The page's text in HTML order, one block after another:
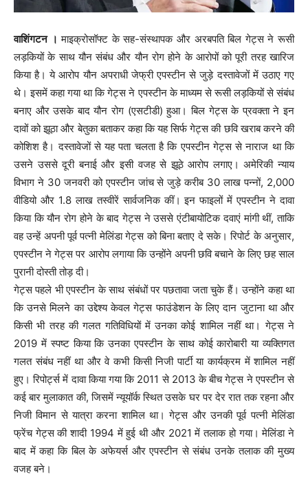
वाशिंगटन । माइक्रोसॉफ्ट के सह-संस्थापक और अरबपति बिल गेट्स ने रूसी
लड़कियों के साथ यौन संबंध और यौन रोग होने के आरोपों को पूरी तरह खारिज
किया है। ये आरोप यौन अपराधी जेफ्री एपस्टीन से जुड़े दस्तावेजों में उठाए गए
थे। इसमें कहा गया था कि गेट्स ने एपस्टीन के माध्यम से रूसी लड़कियों से संबंध
बनाए और उसके बाद यौन रोग (एसटीडी) हुआ। बिल गेट्स के प्रवक्ता ने इन
दावों को झूठा और बेतुका बताकर कहा कि यह सिर्फ गेट्स की छवि खराब करने की
कोशिश है। दस्तावेजों से यह पता चलता है कि एपस्टीन गेट्स से नाराज था कि
उसने उससे दूरी बनाई और इसी वजह से झूठे आरोप लगाए। अमेरिकी न्याय
विभाग ने 30 जनवरी को एपस्टीन जांच से जुड़े करीब 30 लाख पन्नों, 2,000
वीडियो और 1.8 लाख तस्वीरें सार्वजनिक कीं। इन फाइलों में एपस्टीन ने दावा
किया कि यौन रोग होने के बाद गेट्स ने उससे एंटीबायोटिक दवाएं मांगी थीं, ताकि
वह उन्हें अपनी पूर्व पत्नी मेलिंडा गेट्स को बिना बताए दे सके। रिपोर्ट के अनुसार,
एपस्टीन ने गेट्स पर आरोप लगाया कि उन्होंने अपनी छवि बचाने के लिए छह साल
पुरानी दोस्ती तोड़ दी।
गेट्स पहले भी एपस्टीन के साथ संबंधों पर पछतावा जता चुके हैं। उन्होंने कहा था
कि उनसे मिलने का उद्देश्य केवल गेट्स फाउंडेशन के लिए दान जुटाना था और
किसी भी तरह की गलत गतिविधियों में उनका कोई शामिल नहीं था। गेट्स ने
2019 में स्पष्ट किया कि उनका एपस्टीन के साथ कोई कारोबारी या व्यक्तिगत
गलत संबंध नहीं था और वे कभी किसी निजी पार्टी या कार्यक्रम में शामिल नहीं
हुए। रिपोर्ट्स में दावा किया गया कि 2011 से 2013 के बीच गेट्स ने एपस्टीन से
कई बार मुलाकात की, जिसमें न्यूयॉर्क स्थित उसके घर पर देर रात तक रहना और
निजी विमान से यात्रा करना शामिल था। गेट्स और उनकी पूर्व पत्नी मेलिंडा
फ्रेंच गेट्स की शादी 1994 में हुई थी और 2021 में तलाक हो गया। मेलिंडा ने
बाद में कहा कि बिल के अफेयर्स और एपस्टीन से संबंध उनके तलाक की मुख्य
वजह बने।